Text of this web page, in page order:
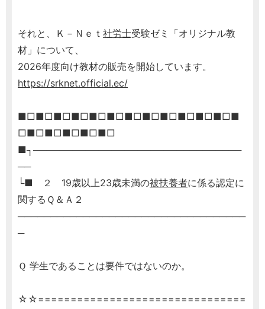
それと、Ｋ－Ｎｅｔ 社労士受験ゼミ「オリジナル教
材」について、
2026年度向け教材の販売を開始しています。
https://srknet.official.ec/
■□■□■□■□■□■□■□■□■□■□■□■□■
□■□■□■□■□■□
■┐────────────────────────────────
──
└■ ２ 19歳以上23歳未満の被扶養者に係る認定に
関するＱ＆Ａ２
───────────────────────────────────
─
Ｑ 学生であることは要件ではないのか。
☆☆================================